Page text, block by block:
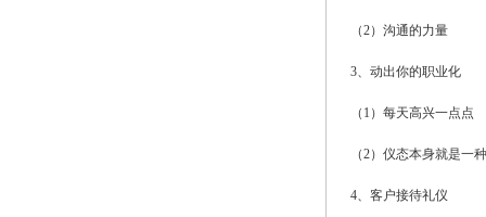
（2）沟通的力量
3、动出你的职业化
（1）每天高兴一点点
（2）仪态本身就是一
4、客户接待礼仪